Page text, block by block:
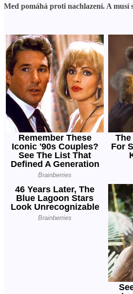
Med pomáhá proti nachlazení. A musí